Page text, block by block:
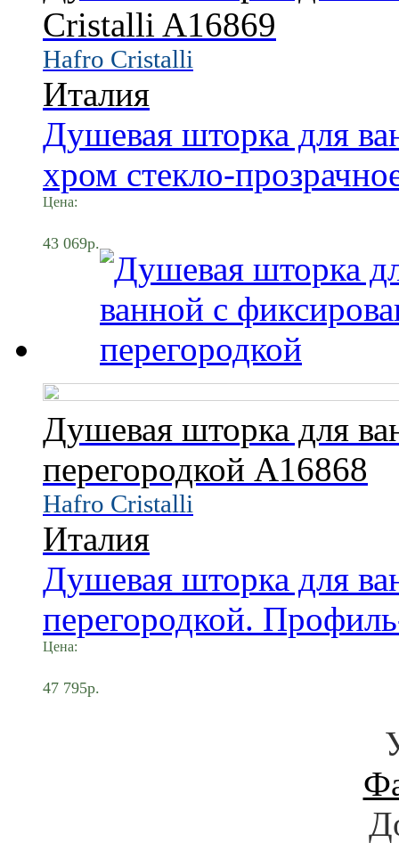
Cristalli A16869
Hafro Cristalli
Италия
Душевая шторка для
хром стекло-
Цена:
43 069р.
Душевая шторка для
перегородкой A16868
Hafro Cristalli
Италия
Душевая шторка для
перегородкой.
Цена:
47 795р.